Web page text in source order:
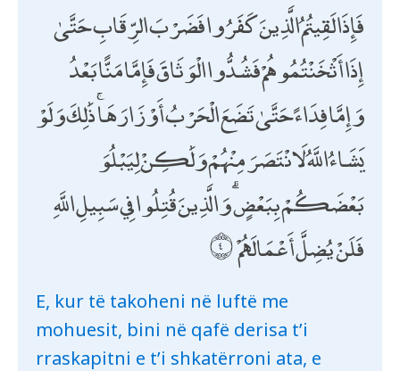
فَإِذَا لَقِيتُمُ الَّذِينَ كَفَرُوا فَضَرْبَ الرِّقَابِ حَتَّىٰ
إِذَا أَثْخَنْتُمُوهُمْ فَشُدُّوا الْوَثَاقَ فَإِمَّا مَنًّا بَعْدُ
وَإِمَّا فِدَاءً حَتَّىٰ تَضَعَ الْحَرْبُ أَوْزَارَهَا ۚ ذَٰلِكَ وَلَوْ
يَشَاءُ اللَّهُ لَانْتَصَرَ مِنْهُمْ وَلَٰكِنْ لِيَبْلُوَ
بَعْضَكُمْ بِبَعْضٍ ۗ وَالَّذِينَ قُتِلُوا فِي سَبِيلِ اللَّهِ
فَلَنْ يُضِلَّ أَعْمَالَهُمْ
E, kur të takoheni në luftë me
mohuesit, bini në qafë derisa t’i
rraskapitni e t’i shkatërroni ata, e